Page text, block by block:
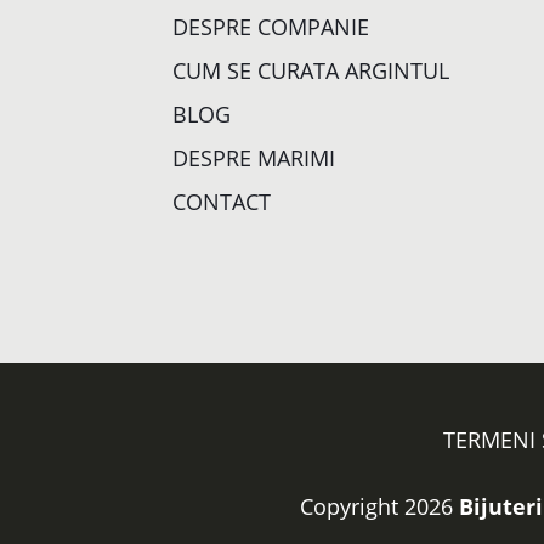
DESPRE COMPANIE
CUM SE CURATA ARGINTUL
BLOG
DESPRE MARIMI
CONTACT
TERMENI
Copyright 2026